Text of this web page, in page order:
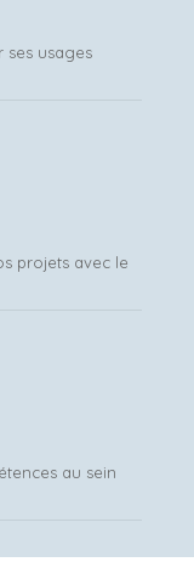
usages
projets avec le
au sein